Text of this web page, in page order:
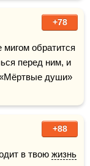
+78
мигом обратится
перед ним, и
души»
+88
в твою жизнь